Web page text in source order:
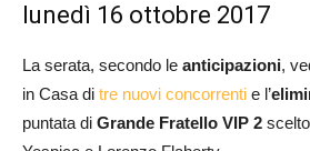
lunedì 16 ottobre 2017
La serata, secondo le anticipazioni,
in Casa di tre nuovi concorrenti e l’
puntata di Grande Fratello VIP 2